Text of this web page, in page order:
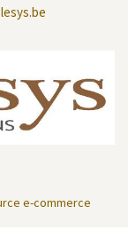
e-commerce